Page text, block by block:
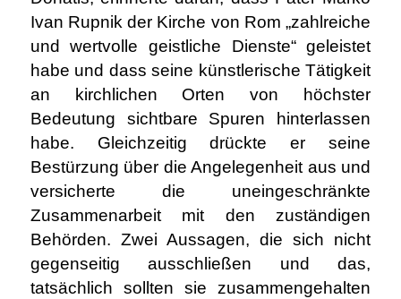
Ivan Rupnik der Kirche von Rom „zahlreiche
und wertvolle geistliche Dienste“ geleistet
habe und dass seine künstlerische Tätigkeit
an kirchlichen Orten von höchster
Bedeutung sichtbare Spuren hinterlassen
habe. Gleichzeitig drückte er seine
Bestürzung über die Angelegenheit aus und
versicherte die uneingeschränkte
Zusammenarbeit mit den zuständigen
Behörden. Zwei Aussagen, die sich nicht
gegenseitig ausschließen und das,
tatsächlich sollten sie zusammengehalten